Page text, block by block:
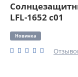
LFL-1652 с01
Новинка